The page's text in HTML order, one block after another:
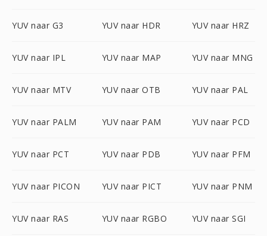
YUV naar G3 YUV naar HDR YUV naar HRZ
YUV naar IPL YUV naar MAP YUV naar MNG
YUV naar MTV YUV naar OTB YUV naar PAL
YUV naar PALM YUV naar PAM YUV naar PCD
YUV naar PCT YUV naar PDB YUV naar PFM
YUV naar PICON YUV naar PICT YUV naar PNM
YUV naar RAS YUV naar RGBO YUV naar SGI